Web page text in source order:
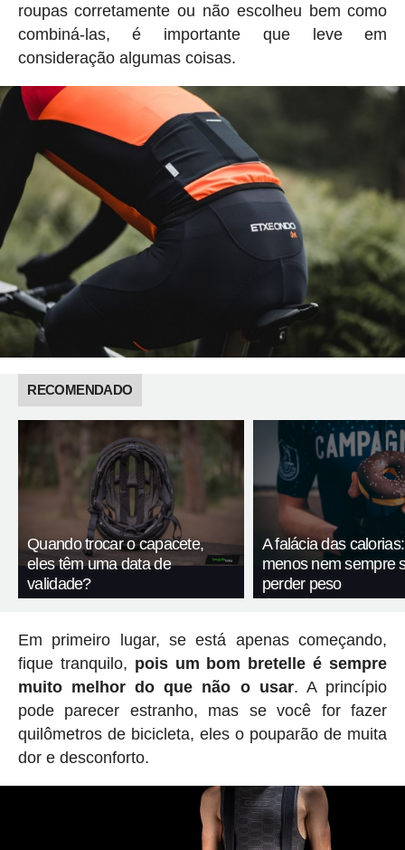
roupas corretamente ou não escolheu bem como
combiná-las, é importante que leve em
consideração algumas coisas.
RECOMENDADO
Quando trocar o capacete,
eles têm uma data de
validade?
A falácia das
menos nem sempre
perder peso
Em primeiro lugar, se está apenas começando,
fique tranquilo, pois um bom bretelle é sempre
muito melhor do que não o usar. A princípio
pode parecer estranho, mas se você for fazer
quilômetros de bicicleta, eles o pouparão de muita
dor e desconforto.